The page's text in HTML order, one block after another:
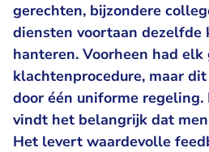
gerechten, bijzondere
diensten voortaan dezelfde
hanteren. Voorheen had
klachtenprocedure, maar
door één uniforme regeling.
vindt het belangrijk dat
Het levert waardevolle